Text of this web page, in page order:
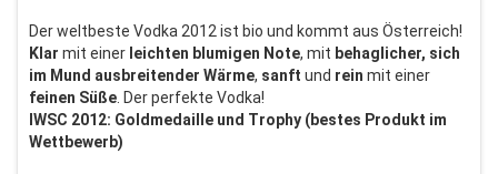
Der weltbeste Vodka 2012 ist bio und kommt aus Österreich!
Klar mit einer leichten blumigen Note, mit behaglicher, sich
im Mund ausbreitender Wärme, sanft und rein mit einer
feinen Süße . Der perfekte Vodka!
IWSC 2012: Goldmedaille und Trophy (bestes Produkt im
Wettbewerb)